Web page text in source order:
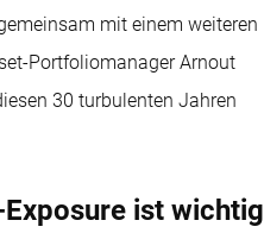
mit einem weiteren
Portfoliomanager Arnout
30 turbulenten Jahren
ist wichtig